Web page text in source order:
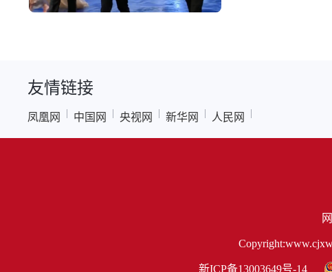
友情链接
凤凰网 | 中国网 | 央视网 | 新华网 | 人民网 |
新ICP备13003649号-14